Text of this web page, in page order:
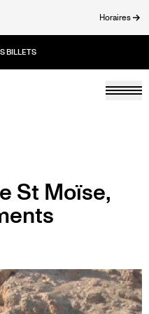
Horaires
St Moïse,